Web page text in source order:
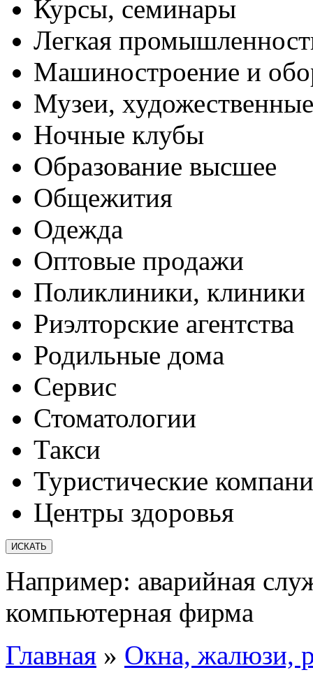
Курсы, семинары
Легкая
Машиностроение и
Музеи,
Ночные клубы
Образование высшее
Общежития
Одежда
Оптовые продажи
Поликлиники, клиники
Риэлторские агентства
Родильные дома
Сервис
Стоматологии
Такси
Туристические
Центры здоровья
Например: аварийная
компьютерная фирма
Главная » Окна, жалюзи,